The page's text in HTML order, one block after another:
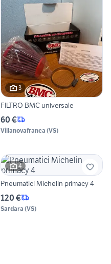
3
FILTRO BMC universale
60 €
Villanovafranca (VS)
4
Pneumatici Michelin primacy 4
120 €
Sardara (VS)